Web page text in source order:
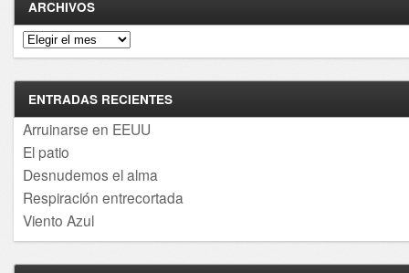
ARCHIVOS
Archivos
ENTRADAS RECIENTES
Arruinarse en EEUU
El patio
Desnudemos el alma
Respiración entrecortada
Viento Azul